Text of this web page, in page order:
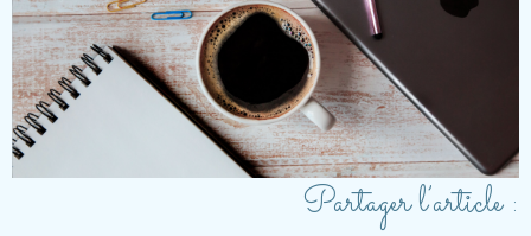
Partager l’article :